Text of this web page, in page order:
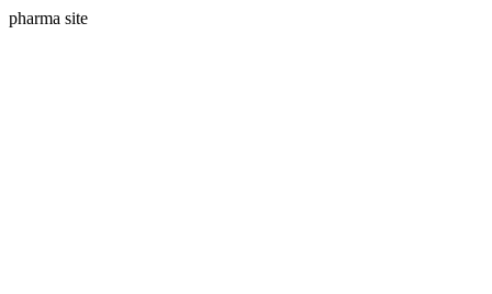
pharma site